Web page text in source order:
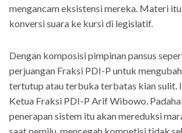
mengancam eksistensi mereka. Materi
konversi suara ke kursi di legislatif.
Dengan komposisi pimpinan pansus
perjuangan Fraksi PDI-P untuk
tertutup atau terbuka terbatas kian sulit.
Ketua Fraksi PDI-P Arif Wibowo.
penerapan sistem itu akan mereduksi